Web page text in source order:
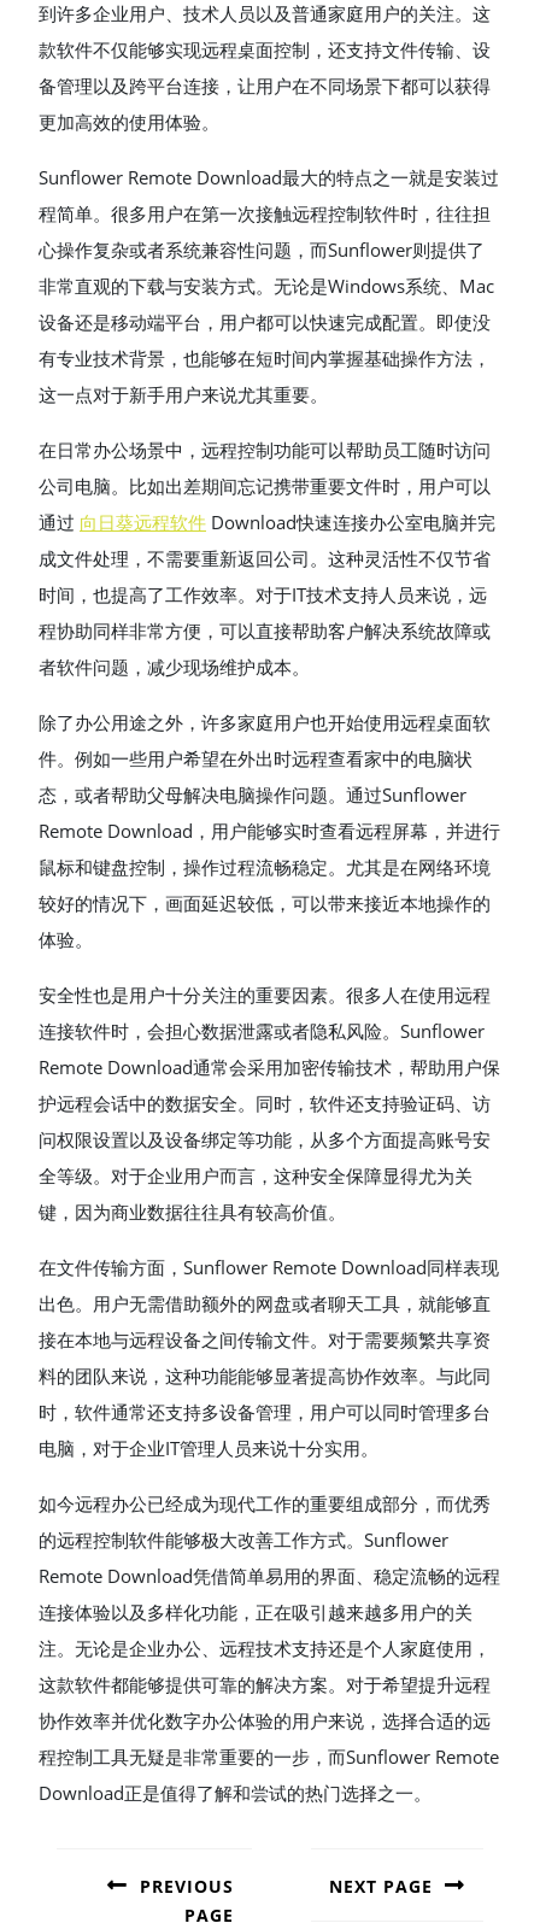
到许多企业用户、技术人员以及普通家庭用户的关注。这
款软件不仅能够实现远程桌面控制，还支持文件传输、设
备管理以及跨平台连接，让用户在不同场景下都可以获得
更加高效的使用体验。
Sunflower Remote Download最大的特点之一就是安装过
程简单。很多用户在第一次接触远程控制软件时，往往担
心操作复杂或者系统兼容性问题，而Sunflower则提供了
非常直观的下载与安装方式。无论是Windows系统、Mac
设备还是移动端平台，用户都可以快速完成配置。即使没
有专业技术背景，也能够在短时间内掌握基础操作方法，
这一点对于新手用户来说尤其重要。
在日常办公场景中，远程控制功能可以帮助员工随时访问
公司电脑。比如出差期间忘记携带重要文件时，用户可以
通过 向日葵远程软件 Download快速连接办公室电脑并完
成文件处理，不需要重新返回公司。这种灵活性不仅节省
时间，也提高了工作效率。对于IT技术支持人员来说，远
程协助同样非常方便，可以直接帮助客户解决系统故障或
者软件问题，减少现场维护成本。
除了办公用途之外，许多家庭用户也开始使用远程桌面软
件。例如一些用户希望在外出时远程查看家中的电脑状
态，或者帮助父母解决电脑操作问题。通过Sunflower
Remote Download，用户能够实时查看远程屏幕，并进行
鼠标和键盘控制，操作过程流畅稳定。尤其是在网络环境
较好的情况下，画面延迟较低，可以带来接近本地操作的
体验。
安全性也是用户十分关注的重要因素。很多人在使用远程
连接软件时，会担心数据泄露或者隐私风险。Sunflower
Remote Download通常会采用加密传输技术，帮助用户保
护远程会话中的数据安全。同时，软件还支持验证码、访
问权限设置以及设备绑定等功能，从多个方面提高账号安
全等级。对于企业用户而言，这种安全保障显得尤为关
键，因为商业数据往往具有较高价值。
在文件传输方面，Sunflower Remote Download同样表现
出色。用户无需借助额外的网盘或者聊天工具，就能够直
接在本地与远程设备之间传输文件。对于需要频繁共享资
料的团队来说，这种功能能够显著提高协作效率。与此同
时，软件通常还支持多设备管理，用户可以同时管理多台
电脑，对于企业IT管理人员来说十分实用。
如今远程办公已经成为现代工作的重要组成部分，而优秀
的远程控制软件能够极大改善工作方式。Sunflower
Remote Download凭借简单易用的界面、稳定流畅的远程
连接体验以及多样化功能，正在吸引越来越多用户的关
注。无论是企业办公、远程技术支持还是个人家庭使用，
这款软件都能够提供可靠的解决方案。对于希望提升远程
协作效率并优化数字办公体验的用户来说，选择合适的远
程控制工具无疑是非常重要的一步，而Sunflower Remote
Download正是值得了解和尝试的热门选择之一。
NAVIGATION
PREVIOUS
PAGE
NEXT PAGE